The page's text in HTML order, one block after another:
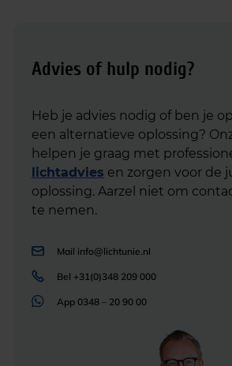
Advies of hulp nodig?
Heb je advies nodig of ben je
een alternatieve oplossing?
helpen je graag met
lichtadvies en zorgen voor de
oplossing. Aarzel niet om
te nemen.
Mail info@lichtunie.nl
Bel +31(0)348 209 000
App 0348 – 20 90 00